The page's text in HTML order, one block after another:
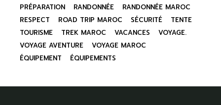
PRÉPARATION
RANDONNÉE
RANDONNÉE MAROC
RESPECT
ROAD TRIP MAROC SÉCURITÉ
TENTE
TOURISME
TREK MAROC VACANCES
VOYAGE.
VOYAGE AVENTURE
VOYAGE MAROC
ÉQUIPEMENT
ÉQUIPEMENTS